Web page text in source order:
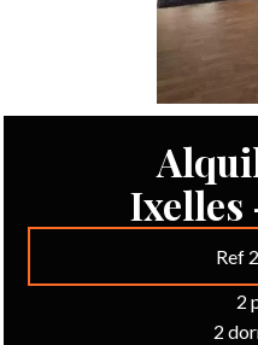
Ixelles
Ref
2
2